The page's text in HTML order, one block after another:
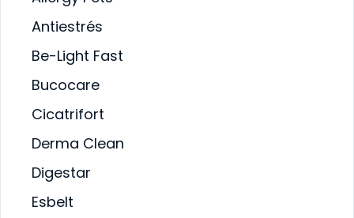
SALUD DIGESTIVA
SALUD
SALUD RENAL
Antiestrés
Be-Light Fast
Bucocare
Cicatrifort
Derma Clean
Digestar
Esbelt